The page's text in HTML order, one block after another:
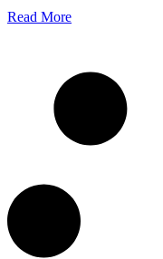
Read More